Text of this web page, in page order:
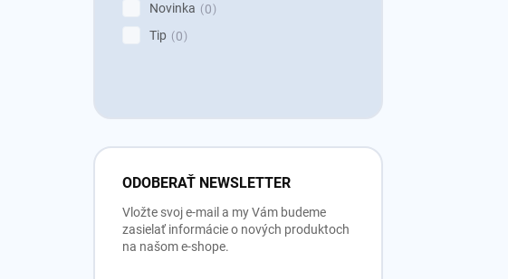
Novinka
0
Tip
0
ODOBERAŤ NEWSLETTER
Vložte svoj e-mail a my Vám budeme
zasielať informácie o nových produktoch
na našom e-shope.